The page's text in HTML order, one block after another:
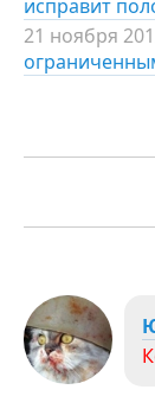
исправит
21 ноября